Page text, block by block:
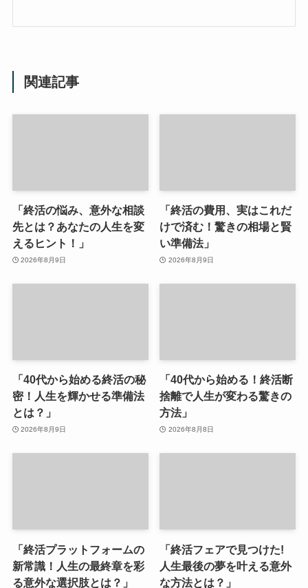
関連記事
「終活の悩み、意外な相談
先とは？あなたの人生を変
えるヒント！」
2026年8月9日
「終活の費用、実はこれだ
けで済む！驚きの相場と賢
い準備法」
2026年8月9日
「40代から始める終活の秘
密！人生を輝かせる準備法
とは？」
2026年8月9日
「40代から始める！終活断
捨離で人生が変わる驚きの
方法」
2026年8月8日
「終活プラットフォームの
新常識！人生の最終章を彩
る意外な選択肢とは？」
「終活フェアで見つけた!
人生最後の夢を叶える意外
な方法とは？」